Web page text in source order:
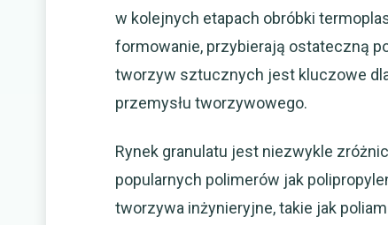
w kolejnych etapach obróbki
formowanie, przybierają ostateczną
tworzyw sztucznych jest kluczowe
przemysłu tworzywowego.
Rynek granulatu jest niezwykle
popularnych polimerów jak
tworzywa inżynieryjne, takie jak